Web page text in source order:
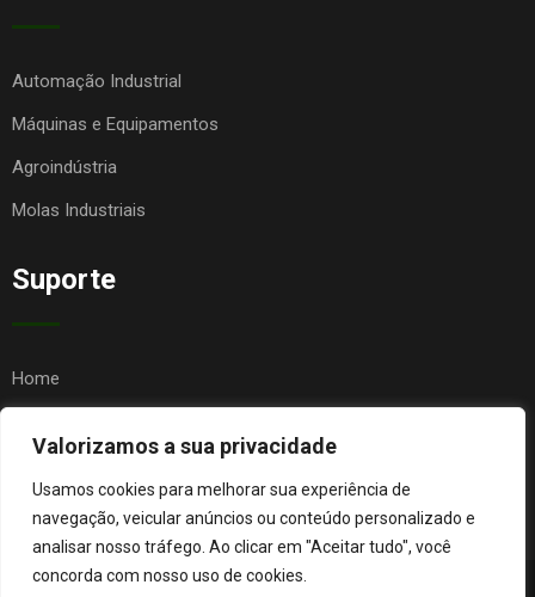
Valorizamos a sua privacidade
Usamos cookies para melhorar sua experiência de
navegação, veicular anúncios ou conteúdo personalizado e
analisar nosso tráfego. Ao clicar em "Aceitar tudo", você
concorda com nosso uso de cookies.
Automação Industrial
Máquinas e Equipamentos
Agroindústria
Molas Industriais
Suporte
Home